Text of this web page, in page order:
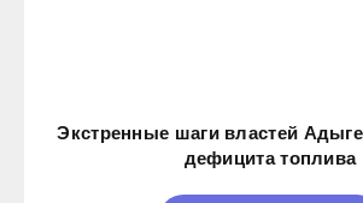
Экстренные шаги властей
дефицита топлива